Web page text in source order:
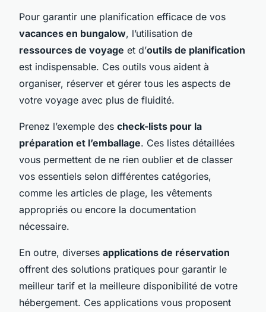
Pour garantir une planification efficace de vos
vacances en bungalow, l’utilisation de
ressources de voyage et d’outils de planification
est indispensable. Ces outils vous aident à
organiser, réserver et gérer tous les aspects de
votre voyage avec plus de fluidité.
Prenez l’exemple des check-lists pour la
préparation et l’emballage. Ces listes détaillées
vous permettent de ne rien oublier et de classer
vos essentiels selon différentes catégories,
comme les articles de plage, les vêtements
appropriés ou encore la documentation
nécessaire.
En outre, diverses applications de réservation
offrent des solutions pratiques pour garantir le
meilleur tarif et la meilleure disponibilité de votre
hébergement. Ces applications vous proposent